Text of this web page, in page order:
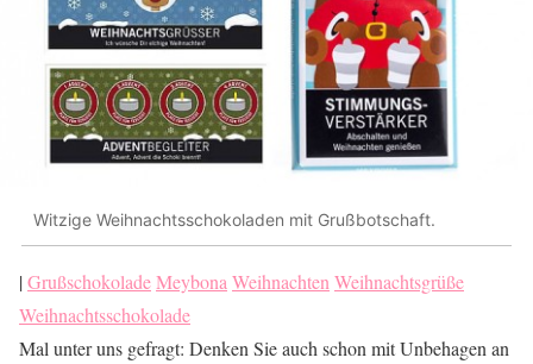
Witzige Weihnachtsschokoladen mit Grußbotschaft.
|GrußschokoladeMeybona Weihnachten Weihnachtsgrüße
Weihnachtsschokolade
Mal unter uns gefragt: Denken Sie auch schon mit Unbehagen an